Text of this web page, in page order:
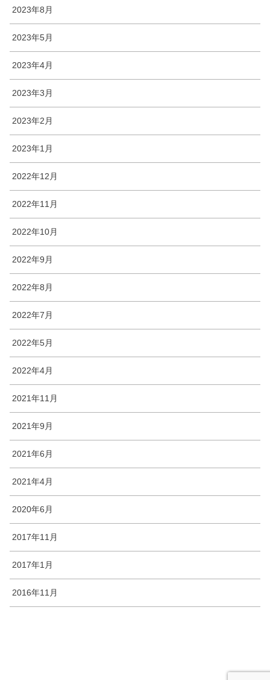
2023年8月
2023年5月
2023年4月
2023年3月
2023年2月
2023年1月
2022年12月
2022年11月
2022年10月
2022年9月
2022年8月
2022年7月
2022年5月
2022年4月
2021年11月
2021年9月
2021年6月
2021年4月
2020年6月
2017年11月
2017年1月
2016年11月